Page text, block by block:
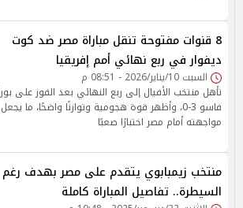
8 قنوات مفتوحة تنقل مباراة مصر ضد كوت
ديفوار في ربع نهائي أمم إفريقيا
السبت 10/يناير/2026 - 08:51 م
تأهل منتخب الأفيال إلى ربع النهائي بعد الفوز على
فاسو 3-0، وأظهر قوة هجومية وتوازنًا واضحًا، ما يجعل
مواجهته أمام مصر اختبارًا صعبًا
منتخب زيمبابوي يتقدم على مصر بهدف رغم
السيطرة.. تفاصيل المباراة كاملة